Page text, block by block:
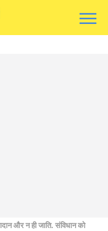
और न ही जाति. संविधान को